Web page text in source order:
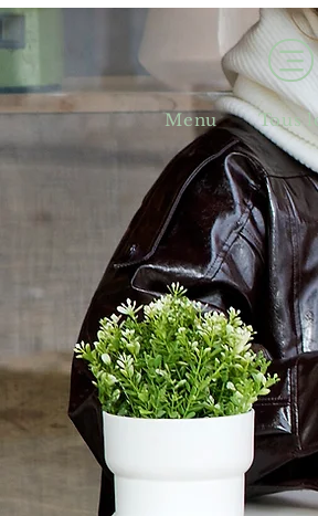
Menu Tous